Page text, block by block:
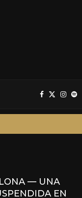
— UNA
EN